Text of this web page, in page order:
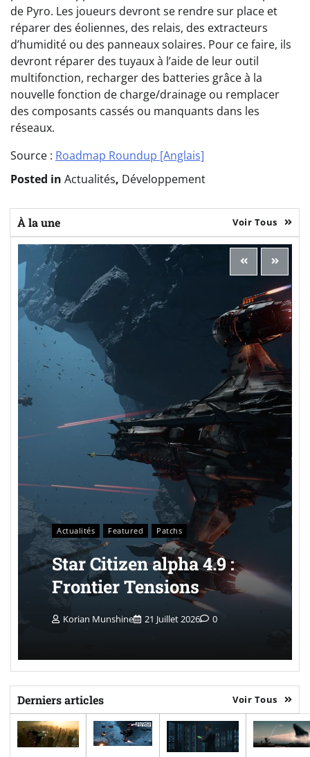
de Pyro. Les joueurs devront se rendre sur place et
réparer des éoliennes, des relais, des extracteurs
d’humidité ou des panneaux solaires. Pour ce faire, ils
devront réparer des tuyaux à l’aide de leur outil
multifonction, recharger des batteries grâce à la
nouvelle fonction de charge/drainage ou remplacer
des composants cassés ou manquants dans les
réseaux.
Source : Roadmap Roundup [Anglais]
Posted in Actualités, Développement
À la une Voir Tous
Actualités Featured Patchs
Star Citizen alpha 4.9 :
Frontier Tensions
Korian Munshine 21 Juillet 2026 0
Derniers articles Voir Tous